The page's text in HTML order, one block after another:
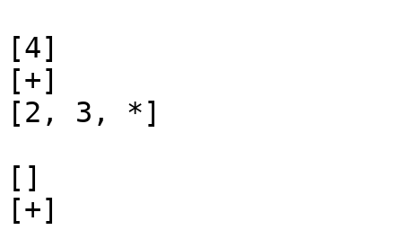
[4]
[+]
[2, 3, *]
[]
[+]